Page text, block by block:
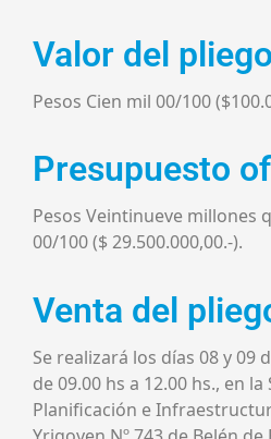
Valor del pliego
Pesos Cien mil 00/100 ($10
Presupuesto
Pesos Veintinueve millones
00/100 ($29.500.000,00.-).
Venta del
Se realizará los días 08y09
de 09.00 hs a 12.00 hs., en la
Planificación e Infrae